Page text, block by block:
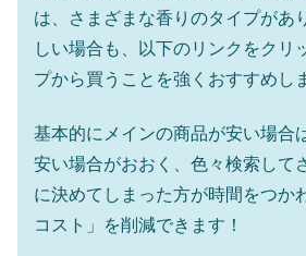
は、さまざまな香りのタイプがあ
しい場合も、以下のリンクをクリ
プから買うことを強くおすすめし
基本的にメインの商品が安い場合
安い場合がおおく、色々検索して
に決めてしまった方が時間をつか
コスト」を削減できます！